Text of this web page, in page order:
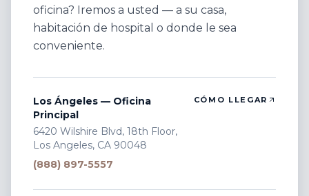
oficina? Iremos a usted — a su casa,
habitación de hospital o donde le sea
conveniente.
Los Ángeles — Oficina
Principal
6420 Wilshire Blvd, 18th Floor,
Los Angeles, CA 90048
(888) 897-5557
CÓMO LLEGAR